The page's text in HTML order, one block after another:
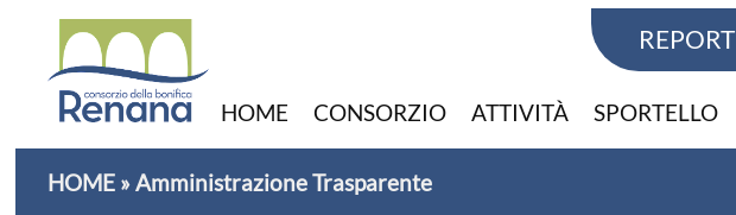
REPORT
HOME CONSORZIO ATTIVITÀ SPORTELLO
HOME»Amministrazione Trasparente